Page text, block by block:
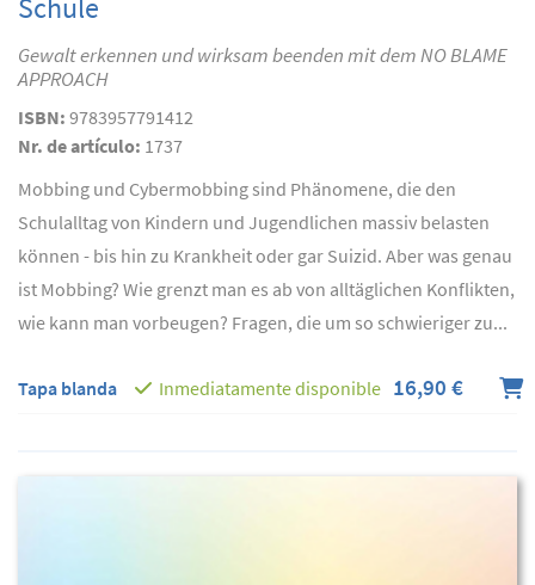
Schule
Gewalt erkennen und wirksam beenden mit dem NO BLAME
APPROACH
ISBN: 9783957791412
Nr. de artículo: 1737
Mobbing und Cybermobbing sind Phänomene, die den
Schulalltag von Kindern und Jugendlichen massiv belasten
können - bis hin zu Krankheit oder gar Suizid. Aber was genau
ist Mobbing? Wie grenzt man es ab von alltäglichen Konflikten,
wie kann man vorbeugen? Fragen, die um so schwieriger zu...
Tapa blanda Inmediatamente disponible 16,90 €